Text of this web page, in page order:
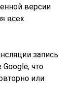
версии
всех
запись
Google, что
или